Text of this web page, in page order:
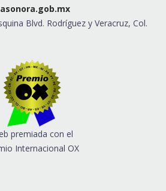
Blvd. Rodríguez y Veracruz, Col.
premiada con el
Internacional OX